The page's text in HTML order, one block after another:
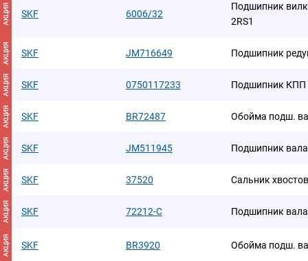
АКЦИЯ SKF 6006/32
Подшипник
2RS1
АКЦИЯ SKF JM716649 Подшипник
АКЦИЯ SKF 0750117233 Подшипник КПП
АКЦИЯ SKF BR72487 Обойма подш.
АКЦИЯ SKF JM511945 Подшипник
АКЦИЯ SKF 37520 Сальник
АКЦИЯ SKF 72212-C Подшипник
АКЦИЯ SKF BR3920 Обойма подш.